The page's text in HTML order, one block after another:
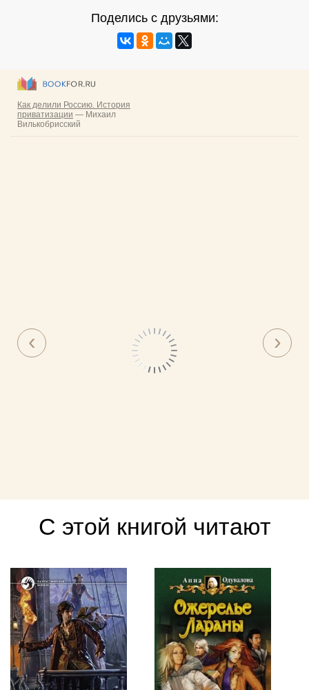
Поделись с друзьями:
С этой книгой читают